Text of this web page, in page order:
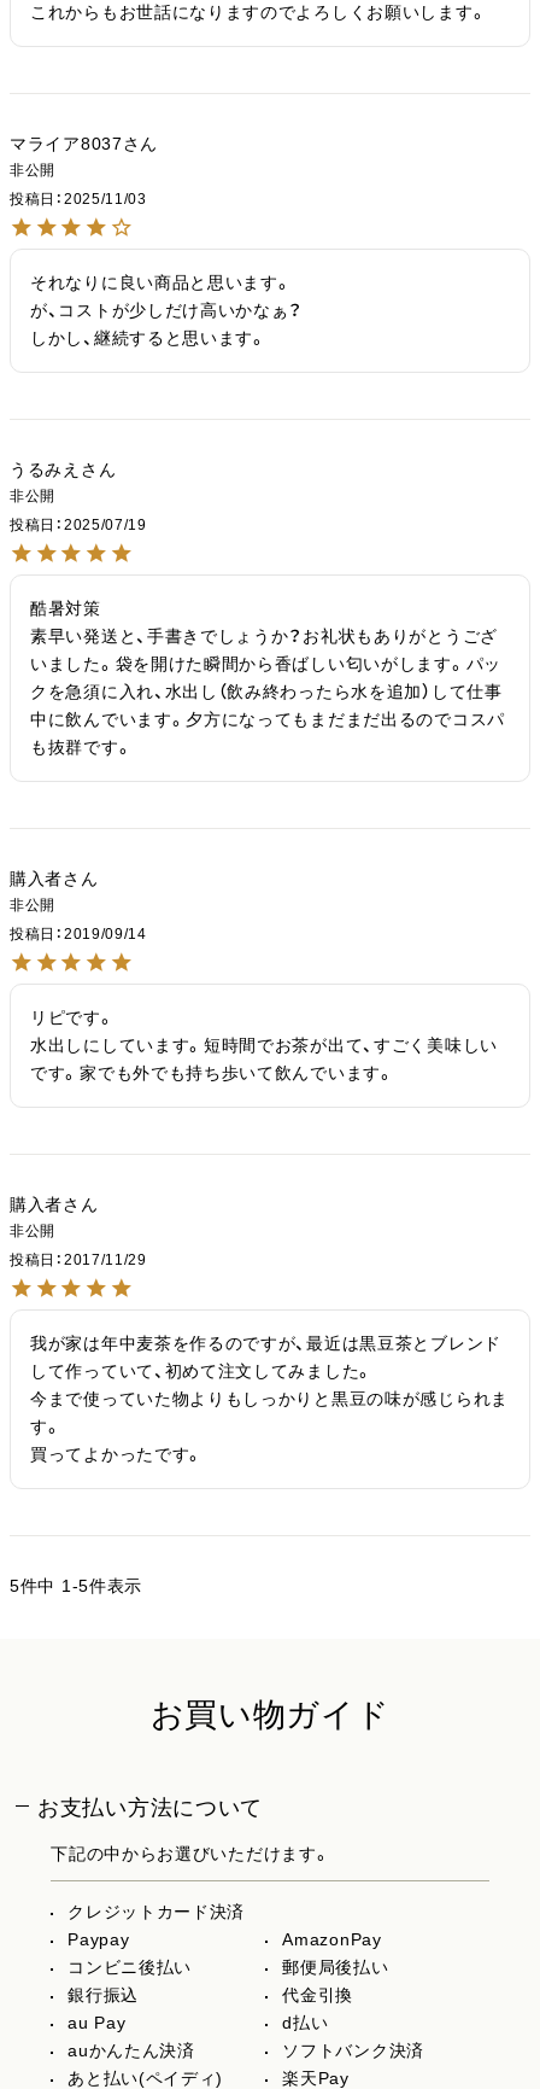
これからもお世話になりますのでよろしくお願いします。
マライア8037
非公開
投稿日
2025/11/03
それなりに良い商品と思います。
が、コストが少しだけ高いかなぁ？
しかし、継続すると思います。
うるみえ
非公開
投稿日
2025/07/19
酷暑対策
素早い発送と、手書きでしょうか？お礼状もありがとうござ
いました。袋を開けた瞬間から香ばしい匂いがします。パッ
クを急須に入れ、水出し（飲み終わったら水を追加）して仕事
中に飲んでいます。夕方になってもまだまだ出るのでコスパ
も抜群です。
購入者
非公開
投稿日
2019/09/14
リピです。
水出しにしています。短時間でお茶が出て、すごく美味しい
です。家でも外でも持ち歩いて飲んでいます。
購入者
非公開
投稿日
2017/11/29
我が家は年中麦茶を作るのですが、最近は黒豆茶とブレンド
して作っていて、初めて注文してみました。
今まで使っていた物よりもしっかりと黒豆の味が感じられま
す。
買ってよかったです。
5件中 1-5件表示
お買い物ガイド
お支払い方法について
下記の中からお選びいただけます。
クレジットカード決済
Paypay
AmazonPay
コンビニ後払い
郵便局後払い
銀行振込
代金引換
au Pay
d払い
auかんたん決済
ソフトバンク決済
あと払い(ペイディ)
楽天Pay